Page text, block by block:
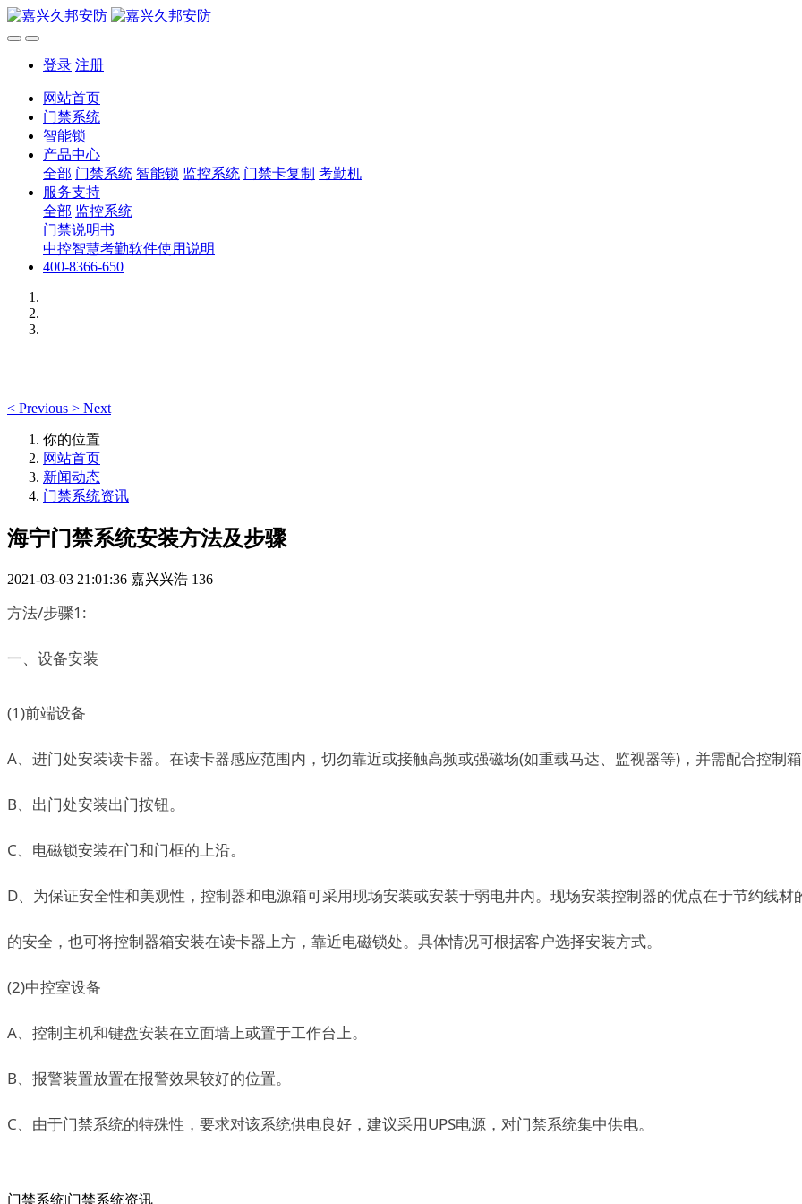
登录 注册
网站首页
门禁系统
智能锁
产品中心
全部 门禁系统 智能锁 监控系统 门禁卡复制 考勤机
服务支持
全部 监控系统
门禁说明书
中控智慧考勤软件使用说明
400-8366-650
< Previous > Next
你的位置
网站首页
新闻动态
门禁系统资讯
海宁门禁系统安装方法及步骤
2021-03-03 21:01:36 嘉兴兴浩 136
方法/步骤1:
一、设备安装
(1)前端设备
A、进门处安装读卡器。在读卡器感应范围内，切勿靠近或接触高频或强磁场(如重载马达、监视器等)，并需配合控制箱
B、出门处安装出门按钮。
C、电磁锁安装在门和门框的上沿。
D、为保证安全性和美观性，控制器和电源箱可采用现场安装或安装于弱电井内。现场安装控制器的优点在于节约线
的安全，也可将控制器箱安装在读卡器上方，靠近电磁锁处。具体情况可根据客户选择安装方式。
(2)中控室设备
A、控制主机和键盘安装在立面墙上或置于工作台上。
B、报警装置放置在报警效果较好的位置。
C、由于门禁系统的特殊性，要求对该系统供电良好，建议采用UPS电源，对门禁系统集中供电。
门禁系统|门禁系统资讯